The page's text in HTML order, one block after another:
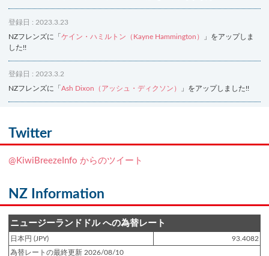
登録日 : 2023.3.23
NZフレンズに「 ケイン・ハミルトン（Kayne Hammington）
」をアップしま
した!!
登録日 : 2023.3.2
NZフレンズに「 Ash Dixon（アッシュ・ディクソン） 」をアップしました!!
NZフレンズに「
登録日 : 2019.4.10
登録日 : 2019.2.28
NZクッキングに「ニュージーランド産キウイの酢の物
登録日 : 2019.2.4
Twitter
@KiwiBreezeInfo からのツイート
NZ Information
ニュージーランドドル への為替レート
日本円 (JPY)
93.4082
為替レートの最終更新 2026/08/10